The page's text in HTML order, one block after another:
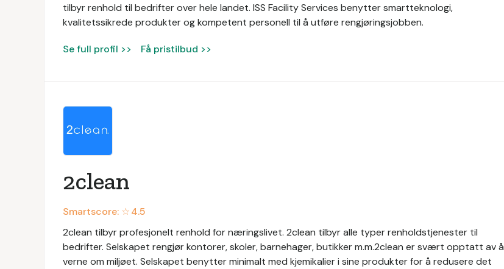
tilbyr renhold til bedrifter over hele landet. ISS Facility Services benytter smartteknologi,
kvalitetssikrede produkter og kompetent personell til å utføre rengjøringsjobben.
Se full profil >> Få pristilbud >>
2clean
Smartscore: ☆4.5
2clean tilbyr profesjonelt renhold for næringslivet. 2clean tilbyr alle typer renholdstjenester til
bedrifter. Selskapet rengjør kontorer, skoler, barnehager, butikker m.m.2clean er svært opptatt av å
verne om miljøet. Selskapet benytter minimalt med kjemikalier i sine produkter for å redusere det